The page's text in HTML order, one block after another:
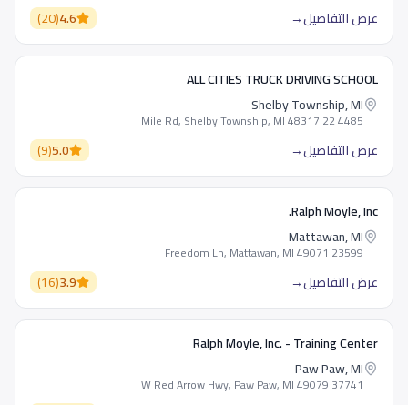
عرض التفاصيل→
4.6
(
20
)
ALL CITIES TRUCK DRIVING SCHOOL
Shelby Township, MI
4485 22 Mile Rd, Shelby Township, MI 48317
عرض التفاصيل→
5.0
(
9
)
Ralph Moyle, Inc.
Mattawan, MI
23599 Freedom Ln, Mattawan, MI 49071
عرض التفاصيل→
3.9
(
16
)
Ralph Moyle, Inc. - Training Center
Paw Paw, MI
37741 W Red Arrow Hwy, Paw Paw, MI 49079